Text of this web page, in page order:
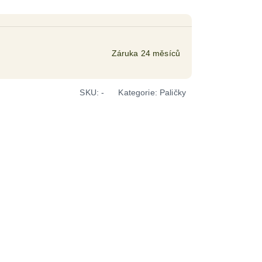
Záruka 24 měsíců
SKU:- Kategorie: Paličky